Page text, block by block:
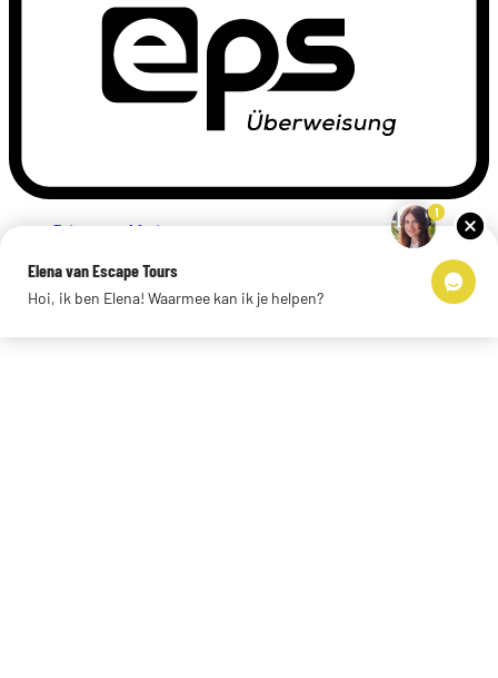
Privacyverklaring
Links
© 2026 Escape Tours
1
Elena van Escape Tours
Hoi, ik ben Elena! Waarmee kan ik je helpen?